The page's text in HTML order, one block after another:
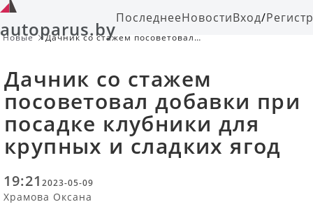
autoparus.byПоследнееНовостиВход/
Новые
Дачник со стажем посоветовал
Дачник со стажем
посоветовал добавки при
посадке клубники для
крупных и сладких ягод
19:21 2023-05-09
Храмова Оксана